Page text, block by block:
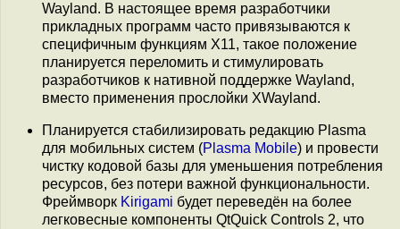
Wayland. В настоящее время разработчики
прикладных программ часто привязываются к
специфичным функциям X11, такое положение
планируется переломить и стимулировать
разработчиков к нативной поддержке Wayland,
вместо применения прослойки XWayland.
Планируется стабилизировать редакцию Plasma
для мобильных систем (Plasma Mobile) и провести
чистку кодовой базы для уменьшения потребления
ресурсов, без потери важной функциональности.
Фреймворк Kirigami будет переведён на более
легковесные компоненты QtQuick Controls 2, что